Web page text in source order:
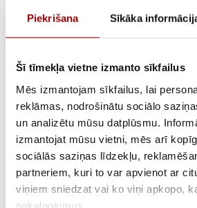
Piekrišana Sīkāka
Šī tīmekļa vietne izmanto sīkfailus
Mēs izmantojam sīkfailus, lai
reklāmas, nodrošinātu sociālo
un analizētu mūsu datplūsmu.
izmantojat mūsu vietni, mēs arī
sociālās saziņas līdzekļu,
partneriem, kuri to var apvienot ar
viņiem sniedzat vai ko viņi apkopo,
pakalpojumus.
VOLTAGE
ATyS 125-160A
€65,67
Incl. VAT
AVAILABILITY